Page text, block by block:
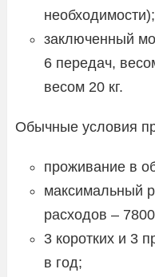
необходимости);
заключенный
6 передач,
весом 20 кг.
Обычные условия
проживание в
максимальный
расходов –
3 коротких и 3
в год;